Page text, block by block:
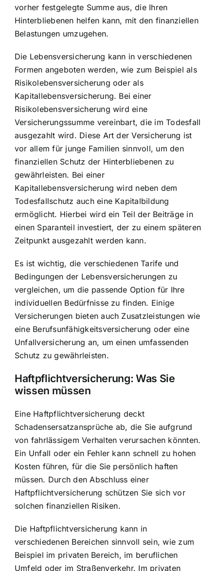
vorher festgelegte Summe aus, die Ihren
Hinterbliebenen helfen kann, mit den finanziellen
Belastungen umzugehen.
Die Lebensversicherung kann in verschiedenen
Formen angeboten werden, wie zum Beispiel als
Risikolebensversicherung oder als
Kapitallebensversicherung. Bei einer
Risikolebensversicherung wird eine
Versicherungssumme vereinbart, die im Todesfall
ausgezahlt wird. Diese Art der Versicherung ist
vor allem für junge Familien sinnvoll, um den
finanziellen Schutz der Hinterbliebenen zu
gewährleisten. Bei einer
Kapitallebensversicherung wird neben dem
Todesfallschutz auch eine Kapitalbildung
ermöglicht. Hierbei wird ein Teil der Beiträge in
einen Sparanteil investiert, der zu einem späteren
Zeitpunkt ausgezahlt werden kann.
Es ist wichtig, die verschiedenen Tarife und
Bedingungen der Lebensversicherungen zu
vergleichen, um die passende Option für Ihre
individuellen Bedürfnisse zu finden. Einige
Versicherungen bieten auch Zusatzleistungen wie
eine Berufsunfähigkeitsversicherung oder eine
Unfallversicherung an, um einen umfassenden
Schutz zu gewährleisten.
Haftpflichtversicherung: Was Sie
wissen müssen
Eine Haftpflichtversicherung deckt
Schadensersatzansprüche ab, die Sie aufgrund
von fahrlässigem Verhalten verursachen könnten.
Ein Unfall oder ein Fehler kann schnell zu hohen
Kosten führen, für die Sie persönlich haften
müssen. Durch den Abschluss einer
Haftpflichtversicherung schützen Sie sich vor
solchen finanziellen Risiken.
Die Haftpflichtversicherung kann in
verschiedenen Bereichen sinnvoll sein, wie zum
Beispiel im privaten Bereich, im beruflichen
Umfeld oder im Straßenverkehr. Im privaten